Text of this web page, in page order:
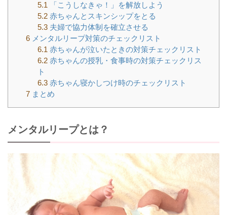
5.1 「こうしなきゃ！」を解放しよう
5.2赤ちゃんとスキンシップをとる
5.3夫婦で協力体制を確立させる
6 メンタルリープ対策のチェックリスト
6.1 赤ちゃんが泣いたときの対策チェックリスト
6.2赤ちゃんの授乳・食事時の対策チェックリス
ト
6.3赤ちゃん寝かしつけ時のチェックリスト
7 まとめ
メンタルリープとは？